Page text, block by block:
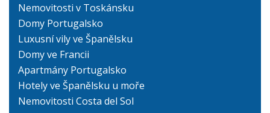
Nemovitosti v Toskánsku
Domy Portugalsko
Luxusní vily ve Španělsku
Domy ve Francii
Apartmány Portugalsko
Hotely ve Španělsku u moře
Nemovitosti Costa del Sol